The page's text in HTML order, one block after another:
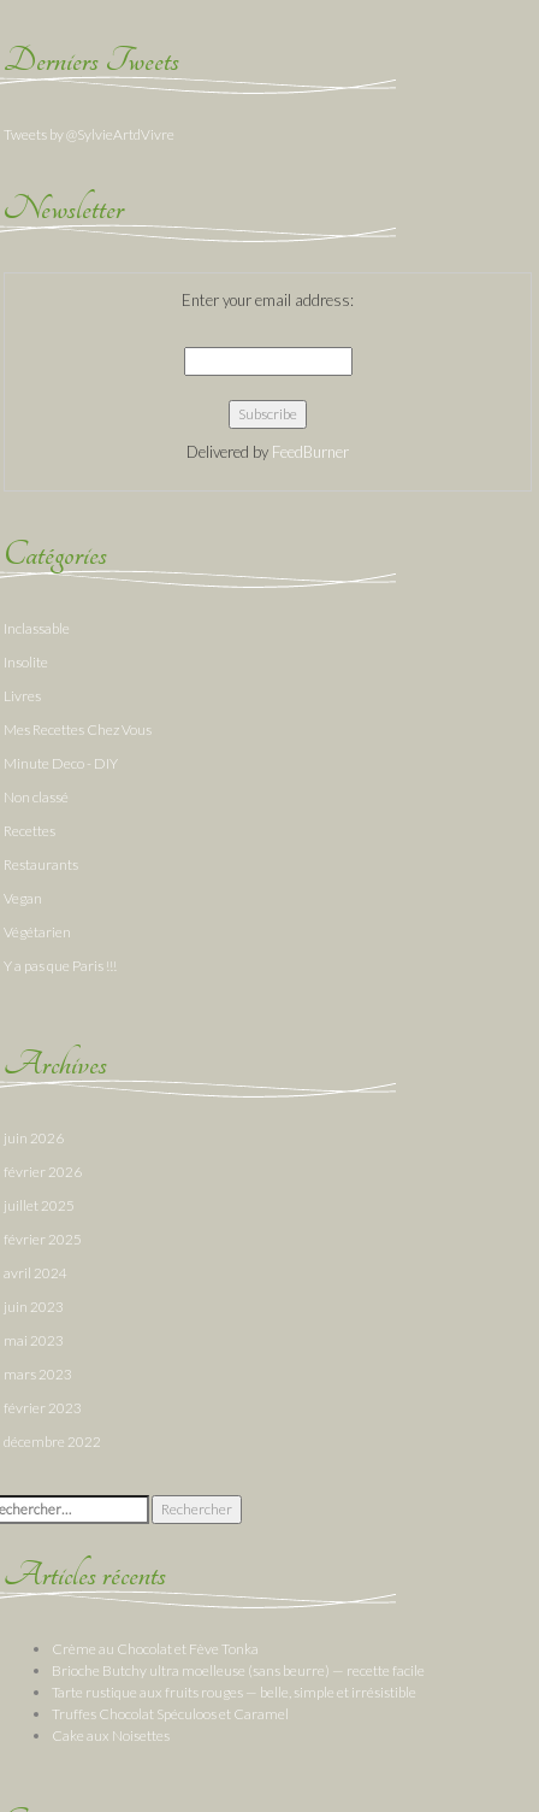
Derniers Tweets
Tweets by @SylvieArtdVivre
Newsletter
Enter your email address:
Delivered by FeedBurner
Catégories
Inclassable
Insolite
Livres
Mes Recettes Chez Vous
Minute Deco - DIY
Non classé
Recettes
Restaurants
Vegan
Végétarien
Y a pas que Paris !!!
Archives
juin 2026
février 2026
juillet 2025
février 2025
avril 2024
juin 2023
mai 2023
mars 2023
février 2023
décembre 2022
:
Articles récents
Crème au Chocolat et Fève Tonka
Brioche Butchy ultra moelleuse (sans beurre) — recette facile
Tarte rustique aux fruits rouges — belle, simple et irrésistible
Truffes Chocolat Spéculoos et Caramel
Cake aux Noisettes